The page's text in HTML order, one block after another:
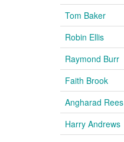
Tom Baker
Robin Ellis
Raymond Burr
Faith Brook
Angharad Rees
Harry Andrews